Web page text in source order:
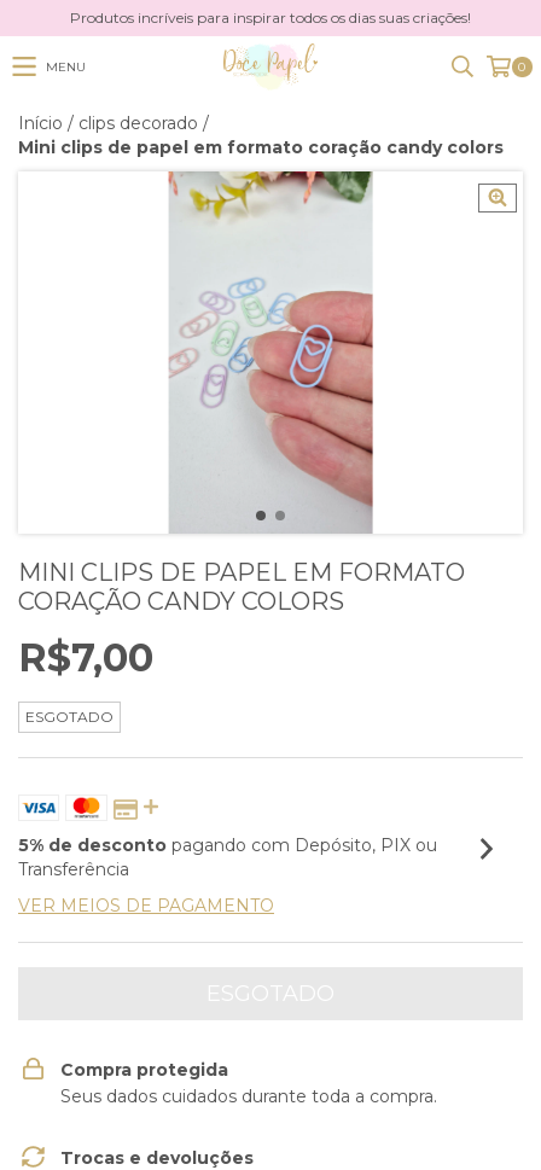
Produtos incríveis para inspirar todos os dias suas criações!
MENU 0
Início / clips decorado /
Mini clips de papel em formato coração candy colors
MINI CLIPS DE PAPEL EM FORMATO
CORAÇÃO CANDY COLORS
R$7,00
ESGOTADO
5% de desconto pagando com Depósito, PIX ou
Transferência
VER MEIOS DE PAGAMENTO
Compra protegida
Seus dados cuidados durante toda a compra.
Trocas e devoluções